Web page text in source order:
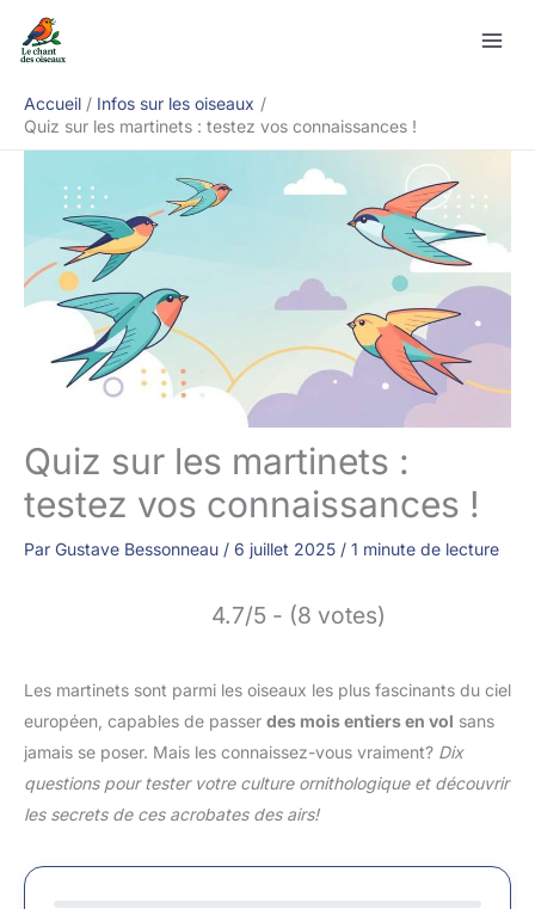
Accueil
Infos sur les oiseaux
Quiz sur les martinets : testez vos connaissances !
Quiz sur les martinets :
testez vos connaissances !
Par Gustave Bessonneau / 6 juillet 2025 / 1 minute de lecture
4.7/5 - (8 votes)
Les martinets sont parmi les oiseaux les plus fascinants du ciel
européen, capables de passer des mois entiers en vol sans
jamais se poser. Mais les connaissez-vous vraiment? Dix
questions pour tester votre culture ornithologique et découvrir
les secrets de ces acrobates des airs!
Rechercher